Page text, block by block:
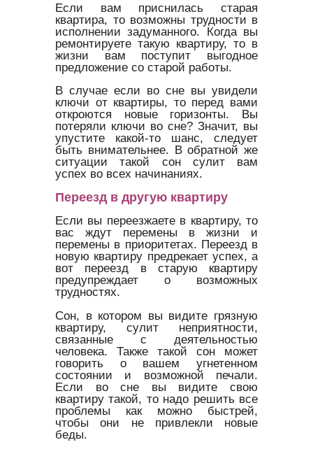
Если вам приснилась старая
квартира, то возможны трудности в
исполнении задуманного. Когда вы
ремонтируете такую квартиру, то в
жизни вам поступит выгодное
предложение со старой работы.
В случае если во сне вы увидели
ключи от квартиры, то перед вами
откроются новые горизонты. Вы
потеряли ключи во сне? Значит, вы
упустите какой-то шанс, следует
быть внимательнее. В обратной же
ситуации такой сон сулит вам
успех во всех начинаниях.
Переезд в другую квартиру
Если вы переезжаете в квартиру, то
вас ждут перемены в жизни и
перемены в приоритетах. Переезд в
новую квартиру предрекает успех, а
вот переезд в старую квартиру
предупреждает о возможных
трудностях.
Сон, в котором вы видите грязную
квартиру, сулит неприятности,
связанные с деятельностью
человека. Также такой сон может
говорить о вашем угнетенном
состоянии и возможной печали.
Если во сне вы видите свою
квартиру такой, то надо решить все
проблемы как можно быстрей,
чтобы они не привлекли новые
беды.